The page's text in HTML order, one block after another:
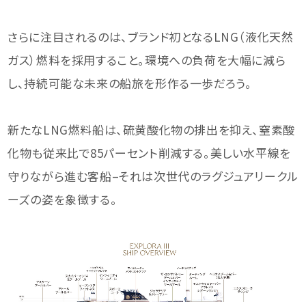
さらに注目されるのは、ブランド初となるLNG（液化天然
ガス）燃料を採用すること。環境への負荷を大幅に減ら
し、持続可能な未来の船旅を形作る一歩だろう。
新たなLNG燃料船は、硫黄酸化物の排出を抑え、窒素酸
化物も従来比で85パーセント削減する。美しい水平線を
守りながら進む客船–それは次世代のラグジュアリークル
ーズの姿を象徴する。